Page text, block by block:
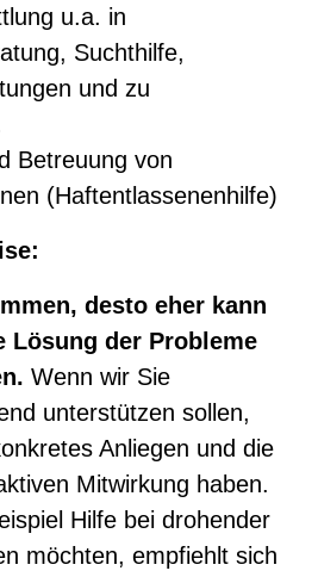
u.a. in
Suchthilfe,
und zu
Betreuung von
(Haftentlassenenhilfe)
desto eher kann
Lösung der Probleme
Wenn wir Sie
unterstützen sollen,
Anliegen und die
Mitwirkung haben.
Hilfe bei drohender
möchten, empfiehlt sich